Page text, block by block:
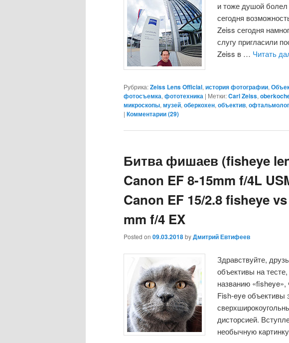
и тоже душой
сегодня
Zeiss сегодня
слугу пригласили
Zeiss в … Читать
Рубрика:Zeiss Lens Official, история фотографии,
фотосъемка, фототехника | Метки:Carl Zeiss,
микроскопы, музей, оберкохен, объектив,
| Комментарии (29)
Битва фишаев (fisheye
Canon EF 8-15mm f/4L
Canon EF 15/2.8 fisheye
mm f/4 EX
Posted on 09.03.2018byДмитрий Евтифеев
Здравствуйте,
объективы на
названию «fisheye»,
Fish-eye объективы
дисторсией.
необычную